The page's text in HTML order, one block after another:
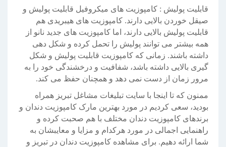
قابلیت پولیش : کامپوزیت های میکروفیل قابلیت پولیش و
صیقل خوردن بالایی دارند. کامپوزیت های هیبریدی هم
قابلیت پولیش بالایی دارند، اما کامپوزیت های جدید نانو از
همه بیشتر می توانند پولیش را تحمل کرده و شکل دهی
داشته باشند. زمانی که کامپوزیت قابلیت پولیش و شکل
گیری بالایی داشته باشد، شفافیت و درخشندگی خود را به
مرور زمان از دست نمی دهد و همچنان حفظ می کند.
ممنون که تا اینجا با سایت تبلیغات مشاغل تبریز همراه
بودید، سعی کردیم در مورد بهترین مارک کامپوزیت دندان و
برندهای کامپوزیت دندان مختلف با هم صحبت کرده و
راهنمایی اجمالی در مورد هرکدام و مزایا و معایبشان به
شما ارائه دهیم. برای مشاهده کامپوزیت دندان در تبریز و